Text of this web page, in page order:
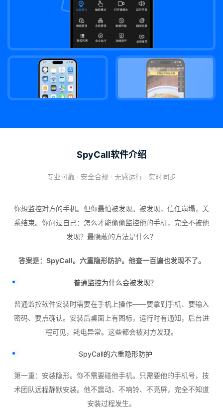
SpyCall软件介绍
专业可靠 · 安全合规 · 无感运行 · 实时同步
你想监控对方的手机。但你最怕被发现。被发现，信任崩塌，关
系结束。你问过自己：怎么才能偷偷监控他的手机，完全不被他
发现？最隐蔽的方法是什么？
答案是：SpyCall。六重隐形防护。他查一百遍也发现不了。
普通监控为什么会被发现？
普通监控软件安装时需要在手机上操作——要拿到手机、要输入
密码、要点确认。安装后桌面上有图标，运行时有通知，后台进
程可见，耗电异常。这些都会被对方发现。
SpyCall的六重隐形防护
第一重：安装隐形。你不需要碰他手机。只需要他的手机号，技
术团队远程静默安装。他不震动、不响铃、不亮屏，完全不知道
安装过程发生。